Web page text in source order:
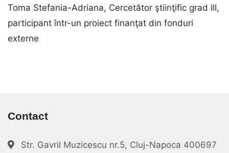
Toma Stefania-Adriana, Cercetător ştiinţific grad III,
participant într-un proiect finanţat din fonduri
externe
Contact
Str. Gavril Muzicescu nr.5, Cluj-Napoca 400697